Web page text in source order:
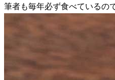
筆者も毎年必ず食べているの